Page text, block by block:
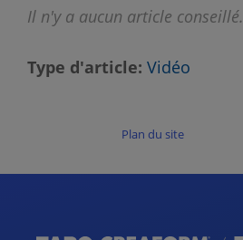
Il n'y a aucun article conseillé.
Type d'article Vidéo
Plan du site